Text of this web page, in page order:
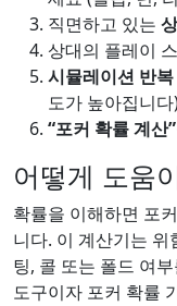
직면하고 있는
상대의 플레이
시뮬레이션 반
도가 높아집니다
“포커 확률 계산”
어떻게 도움
확률을 이해하면 포
니다. 이 계산기는 위
팅, 콜 또는 폴드 여
도구이자 포커 확률